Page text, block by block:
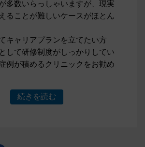
多数いらっしゃいますが、現実
ることが難しいケースがほとん
キャリアプランを立てたい方
して研修制度がしっかりしてい
例が積めるクリニックをお勧め
続きを読む